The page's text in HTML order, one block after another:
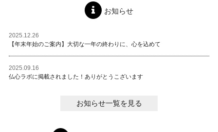
お知らせ
2025.12.26
【年末年始のご案内】大切な一年の終わりに、心を込めて
2025.09.16
仏心ラボに掲載されました！ありがとうこざいます
お知らせ一覧を見る